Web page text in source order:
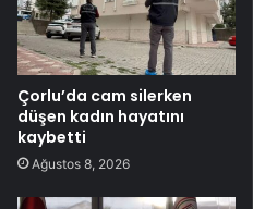
Çorlu’da cam silerken
düşen kadın hayatını
kaybetti
Ağustos 8, 2026